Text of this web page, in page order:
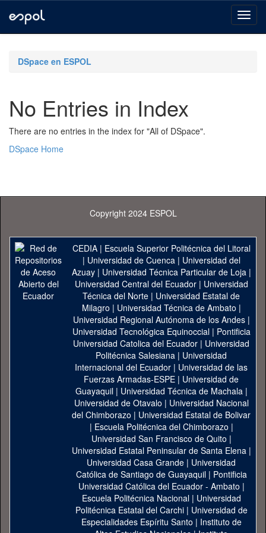
navigationDSpace en ESPOL
No Entries in Index
There are no entries in the index for "All of DSpace".
DSpace Home
Copyright 2024 ESPOL
CEDIA| Escuela Superior Politécnica del Litoral
| Universidad de Cuenca| Universidad del
Azuay| Universidad Técnica Particular de Loja|
Universidad Central del Ecuador| Universidad
Técnica del Norte | Universidad Estatal de
Milagro | Universidad Técnica de Ambato |
Universidad Regional Autónoma de los Andes|
Universidad Tecnológica Equinoccial| Pontificia
Universidad Catolica del Ecuador | Universidad
Politécnica Salesiana | Universidad
Internacional del Ecuador | Universidad de las
Fuerzas Armadas-ESPE | Universidad de
Guayaquil| Universidad Técnica de Machala|
Universidad de Otavalo | Universidad Nacional
del Chimborazo | Universidad Estatal de Bolivar
| Escuela Politécnica del Chimborazo |
Universidad San Francisco de Quito |
Universidad Estatal Peninsular de Santa Elena|
Universidad Casa Grande | Universidad
Católica de Santiago de Guayaquil| Pontificia
Universidad Católica del Ecuador - Ambato |
Escuela Politécnica Nacional| Universidad
Politécnica Estatal del Carchi| Universidad de
Especialidades Espíritu Santo | Instituto de